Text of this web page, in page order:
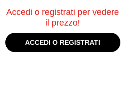
Accedi o registrati per vedere
il prezzo!
ACCEDI O REGISTRATI